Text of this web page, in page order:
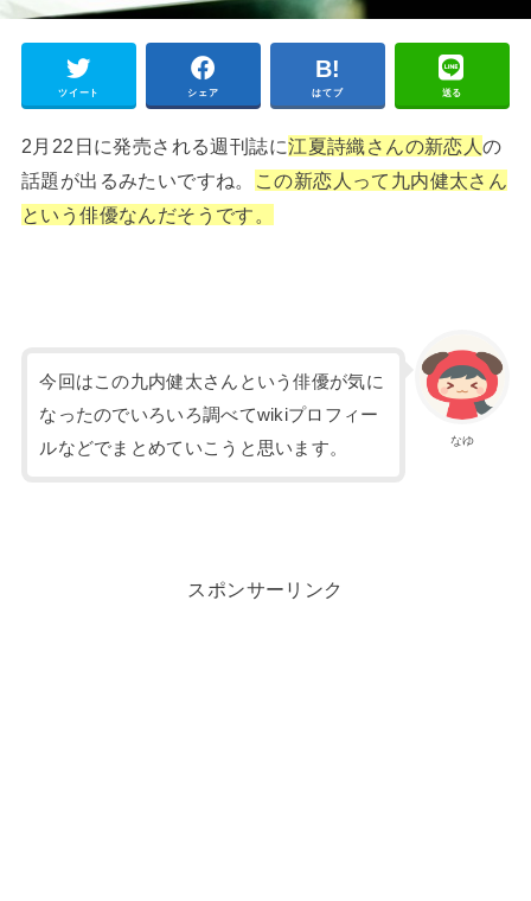
ツイート シェア はてブ 送る
2月22日に発売される週刊誌に江夏詩織さんの新恋人の
話題が出るみたいですね。
この新恋人って九内健太さん
という俳優なんだそうです。
なゆ
今回はこの九内健太さんという俳優が気に
なったのでいろいろ調べてwikiプロフィー
ルなどでまとめていこうと思います。
スポンサーリンク